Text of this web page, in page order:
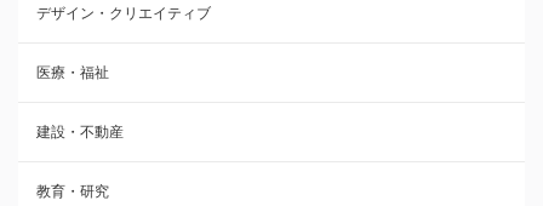
デザイン・クリエイティブ
医療・福祉
建設・不動産
教育・研究